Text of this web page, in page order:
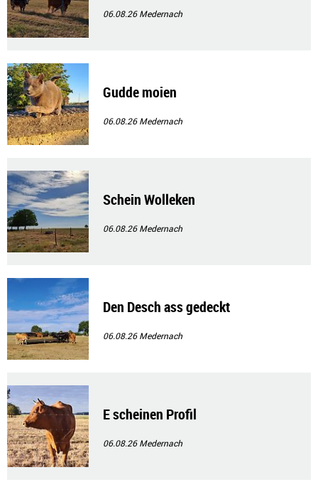
06.08.26Medernach
Gudde moien
06.08.26Medernach
Schein Wolleken
06.08.26Medernach
Den Desch ass gedeckt
06.08.26Medernach
E scheinen Profil
06.08.26Medernach